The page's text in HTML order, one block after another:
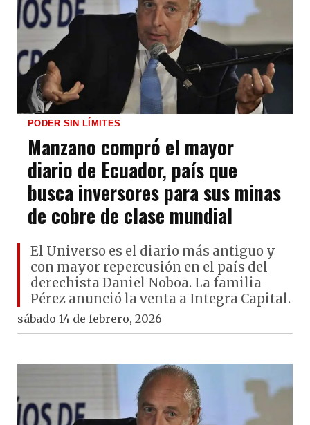
PODER SIN LÍMITES
Manzano compró el mayor
diario de Ecuador, país que
busca inversores para sus minas
de cobre de clase mundial
El Universo es el diario más antiguo y
con mayor repercusión en el país del
derechista Daniel Noboa. La familia
Pérez anunció la venta a Integra Capital.
sábado 14 de febrero, 2026